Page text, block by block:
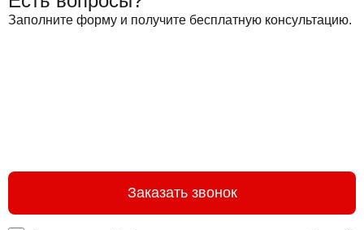
Заполните форму и получите бесплатную консультацию.
Заказать звонок